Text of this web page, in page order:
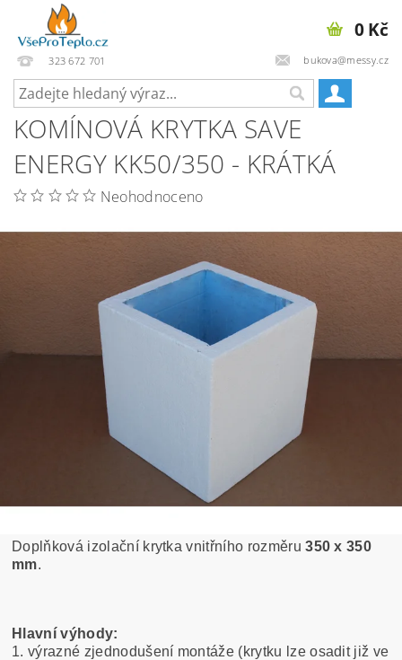
323 672 701 bukova@messy.cz
0 Kč
KOMÍNOVÁ KRYTKA SAVE
ENERGY KK50/350 - KRÁTKÁ
Neohodnoceno
Doplňková izolační krytka vnitřního rozměru 350 x 350
mm.
Hlavní výhody:
1. výrazné zjednodušení montáže (krytku lze osadit již ve